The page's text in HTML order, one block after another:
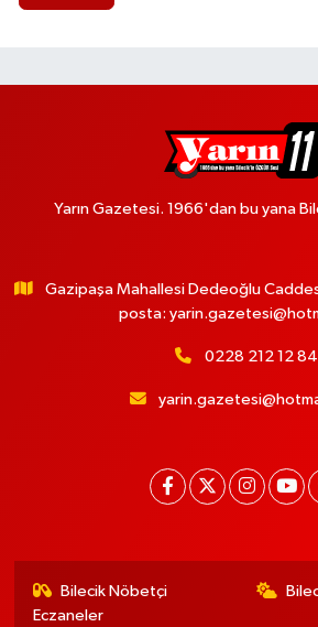
Yarın Gazetesi. 1966'dan bu yana
Gazipaşa Mahallesi Dedeoğlu
posta:
0228 212 12 84
Bilecik Nöbetçi
Eczaneler